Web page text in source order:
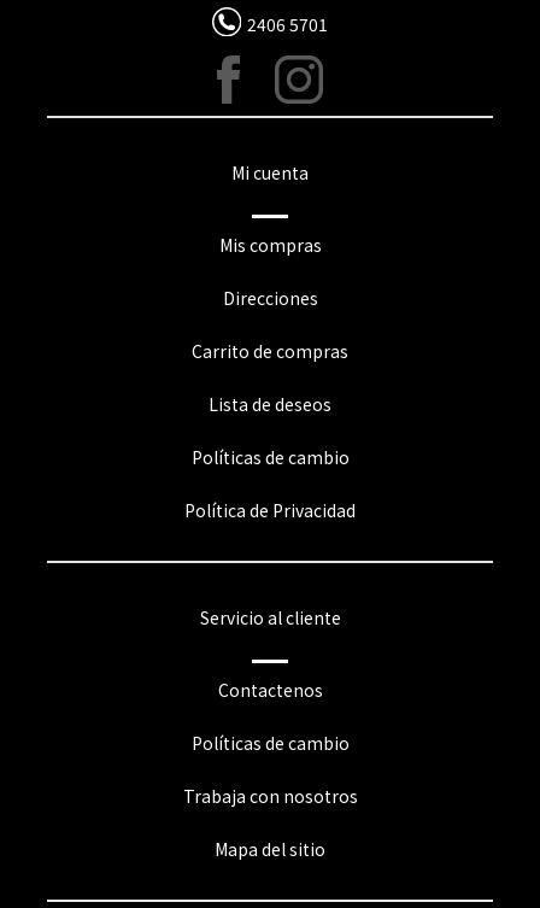
2406 5701
Mi cuenta
Mis compras
Direcciones
Carrito de compras
Lista de deseos
Políticas de cambio
Política de Privacidad
Servicio al cliente
Contactenos
Políticas de cambio
Trabaja con nosotros
Mapa del sitio